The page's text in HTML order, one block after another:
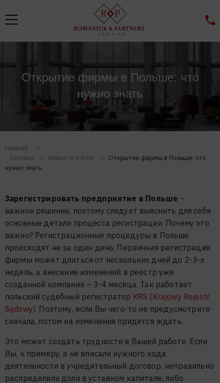
Открытие фирмы в Польше: что
нужно знать
Главная
Головна
> Новости и блог >
Открытие фирмы в Польше: что
нужно знать
Зарегистрировать предприятие в Польше –
важное решение, поэтому следует выяснить для себя
основные детали процесса регистрации. Почему это
важно? Регистрационные процедуры в Польше
происходят не за один день. Первичная регистрация
фирмы может длиться от нескольких дней до 2-3-х
недель, а внесение изменений в реестр уже
созданной компании – 3-4 месяца. Так работает
польский судебный регистратор KRS (Krajowy Rejestr
Sądowy). Поэтому, если Вы чего-то не предусмотрите
сначала, потом на изменения придется ждать.
Это может создать трудности в Вашей работе. Если
Вы, к примеру, а не вписали нужного кода
деятельности в учредительный договор, неправильно
распределили доли в уставном капитале, либо